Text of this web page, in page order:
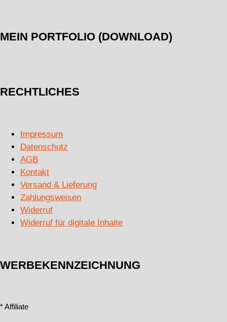
MEIN PORTFOLIO (DOWNLOAD)
RECHTLICHES
Impressum
Datenschutz
AGB
Kontakt
Versand & Lieferung
Zahlungsweisen
Widerruf
Widerruf für digitale Inhalte
WERBEKENNZEICHNUNG
* Affiliate